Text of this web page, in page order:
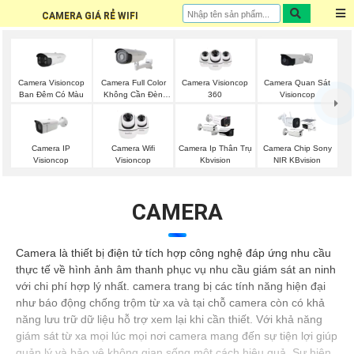
CAMERA GIÁ RẺ WIFI
Camera Visioncop
Ban Đêm Có Màu
Camera Full Color
Không Cần Đèn
Camera Visioncop
360
Camera Quan Sát
Visioncop
Camera IP
Visioncop
Camera Wifi
Visioncop
Camera Ip Thân Trụ
Kbvision
Camera Chip Sony
NIR KBvision
CAMERA
Camera là thiết bị điện tử tích hợp công nghệ đáp ứng nhu cầu
thực tế về hình ảnh âm thanh phục vụ nhu cầu giám sát an ninh
với chi phí hợp lý nhất. camera trang bị các tính năng hiện đại
như báo động chống trộm từ xa và tại chỗ camera còn có khả
năng lưu trữ dữ liệu hỗ trợ xem lại khi cần thiết. Với khả năng
giám sát từ xa mọi lúc mọi nơi camera mang đến sự tiện lợi giúp